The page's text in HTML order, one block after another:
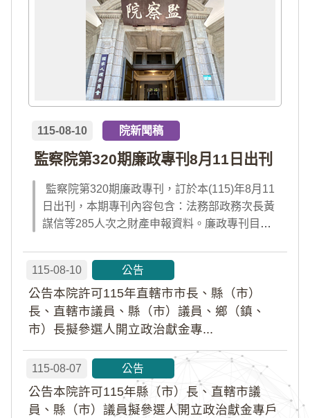
監察院第320期廉政專刊8月11日出刊
115-08-10 院新聞稿
監察院第320期廉政專刊，訂於本(115)年8月11
日出刊，本期專刊內容包含：法務部政務次長黃
謀信等285人次之財產申報資料。廉政專刊目次
網」查閱；專刊完整內容，請於出刊當日點選首
頁「公告園地」內「廉政專刊電子書」及「財產
申報公告資料」查閱。
115-08-10 公告
公告本院許可115年直轄市市長、縣（市）
長、直轄市議員、縣（市）議員、鄉（鎮、
市）長擬參選人開立政治獻金專...
115-08-07 公告
公告本院許可115年縣（市）長、直轄市議
員、縣（市）議員擬參選人開立政治獻金專戶